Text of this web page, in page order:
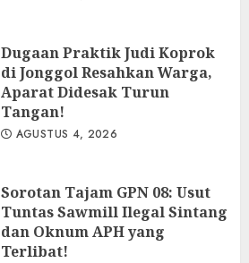
Dugaan Praktik Judi Koprok
di Jonggol Resahkan Warga,
Aparat Didesak Turun
Tangan!
AGUSTUS 4, 2026
‎Sorotan Tajam GPN 08: Usut
Tuntas Sawmill Ilegal Sintang
dan Oknum APH yang
Terlibat!